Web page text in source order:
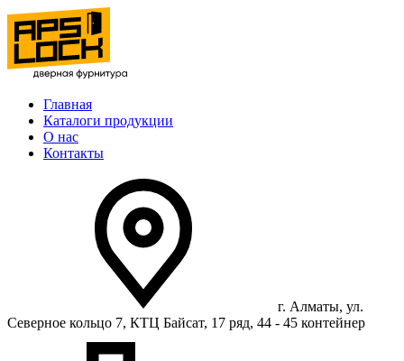
Главная
Каталоги продукции
О нас
Контакты
г. Алматы, ул.
Северное кольцо 7, КТЦ Байсат, 17 ряд, 44 - 45 контейнер